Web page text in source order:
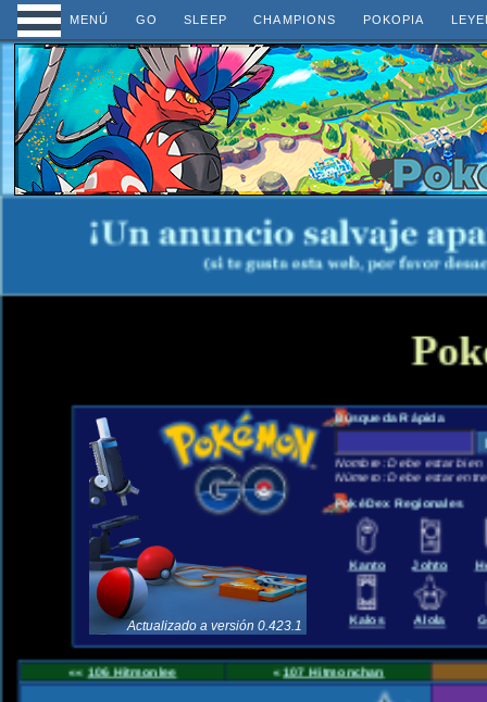
MENÚ GO SLEEP CHAMPIONS POKOPIA
Actualizado a versión 0.423.1
Búsqueda Rápida
Nombre: Debe estar bien
Número: Debe estar
PokéDex Regionales
Kanto Johto
Kalos Alola
«« 106 Hitmonlee «107 Hitmonchan